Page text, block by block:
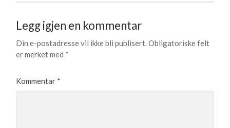
Legg igjen en kommentar
Din e-postadresse vil ikke bli publisert.Obligatoriske felt
er merket med *
Kommentar *